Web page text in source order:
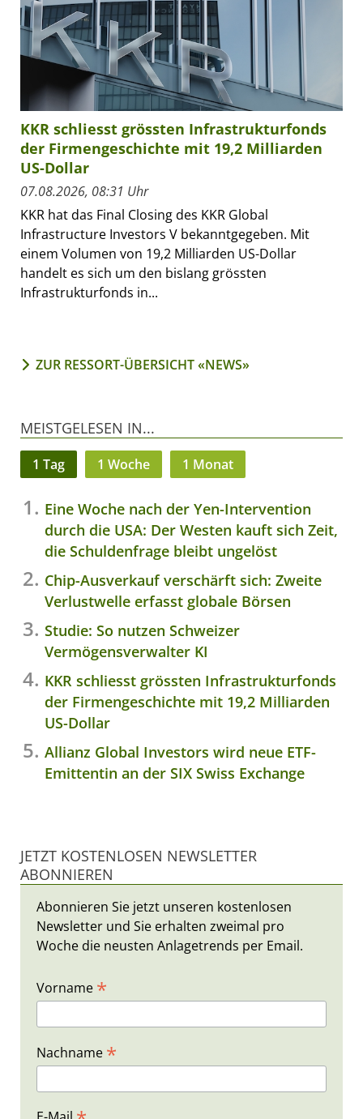
KKR schliesst grössten Infrastrukturfonds
der Firmengeschichte mit 19,2 Milliarden
US-Dollar
07.08.2026, 08:31 Uhr
KKR hat das Final Closing des KKR Global
Infrastructure Investors V bekanntgegeben. Mit
einem Volumen von 19,2 Milliarden US-Dollar
handelt es sich um den bislang grössten
Infrastrukturfonds in...
ZUR RESSORT-ÜBERSICHT «NEWS»
MEISTGELESEN IN...
1 Tag 1 Woche 1 Monat
Eine Woche nach der Yen-Intervention
durch die USA: Der Westen kauft sich Zeit,
die Schuldenfrage bleibt ungelöst
Chip-Ausverkauf verschärft sich: Zweite
Verlustwelle erfasst globale Börsen
Studie: So nutzen Schweizer
Vermögensverwalter KI
KKR schliesst grössten Infrastrukturfonds
der Firmengeschichte mit 19,2 Milliarden
US-Dollar
Allianz Global Investors wird neue ETF-
Emittentin an der SIX Swiss Exchange
JETZT KOSTENLOSEN NEWSLETTER
ABONNIEREN
Abonnieren Sie jetzt unseren kostenlosen
Newsletter und Sie erhalten zweimal pro
Woche die neusten Anlagetrends per Email.
Vorname *
Nachname *